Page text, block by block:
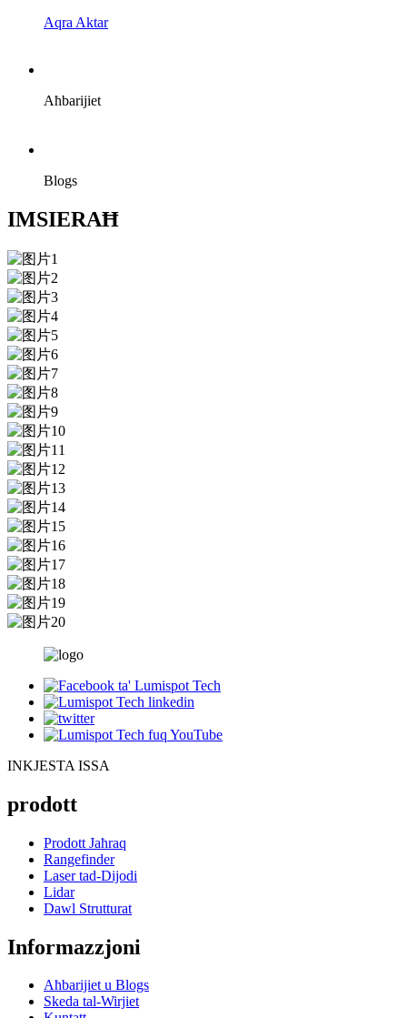
Aqra Aktar
Aħbarijiet
Blogs
IMSIERAĦ
INKJESTA ISSA
prodott
Prodott Jaħraq
Rangefinder
Laser tad-Dijodi
Lidar
Dawl Strutturat
Informazzjoni
Aħbarijiet u Blogs
Skeda tal-Wirjiet